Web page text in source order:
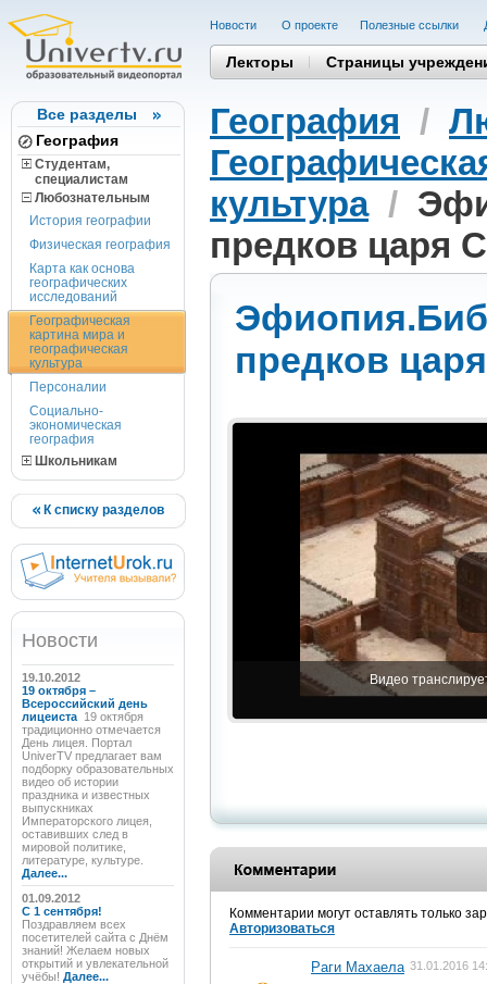
Все разделы
География
Студентам,
cпециалистам
Любознательным
История географии
Физическая география
Карта как основа
географических
исследований
Географическая
картина мира и
географическая
культура
Персоналии
Социально-
экономическая
география
Школьникам
К списку разделов
Новости
19.10.2012
19 октября –
Всероссийский день
лицеиста 19 октября
традиционно отмечается
День лицея. Портал
UniverTV предлагает вам
подборку образовательных
видео об истории
праздника и известных
выпускниках
Императорского лицея,
оставивших след в
мировой политике,
литературе, культуре.
Далее...
01.09.2012
C 1 сентября!
Поздравляем всех
посетителей сайта с Днём
знаний! Желаем новых
открытий и увлекательной
учёбы! Далее...
Новости О проекте Полезные cсылки
Лекторы Страницы
География /
культура/
предков царя
предков
Видео
Комментарии могут оставлять только
Авторизоваться
Раги Махаела 31.01.2016